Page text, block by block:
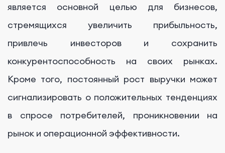
является основной целью для бизнесов,
стремящихся увеличить прибыльность,
привлечь инвесторов и сохранить
конкурентоспособность на своих рынках.
Кроме того, постоянный рост выручки может
сигнализировать о положительных тенденциях
в спросе потребителей, проникновении на
рынок и операционной эффективности.